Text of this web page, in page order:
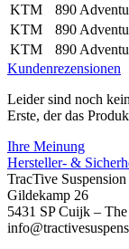
KTM
890
KTM
890
KTM
890
Kundenrezensionen
Leider sind noch
Erste, der das
Ihre Meinung
Hersteller- &
TracTive Suspension
Gildekamp 26
5431 SP Cuijk –